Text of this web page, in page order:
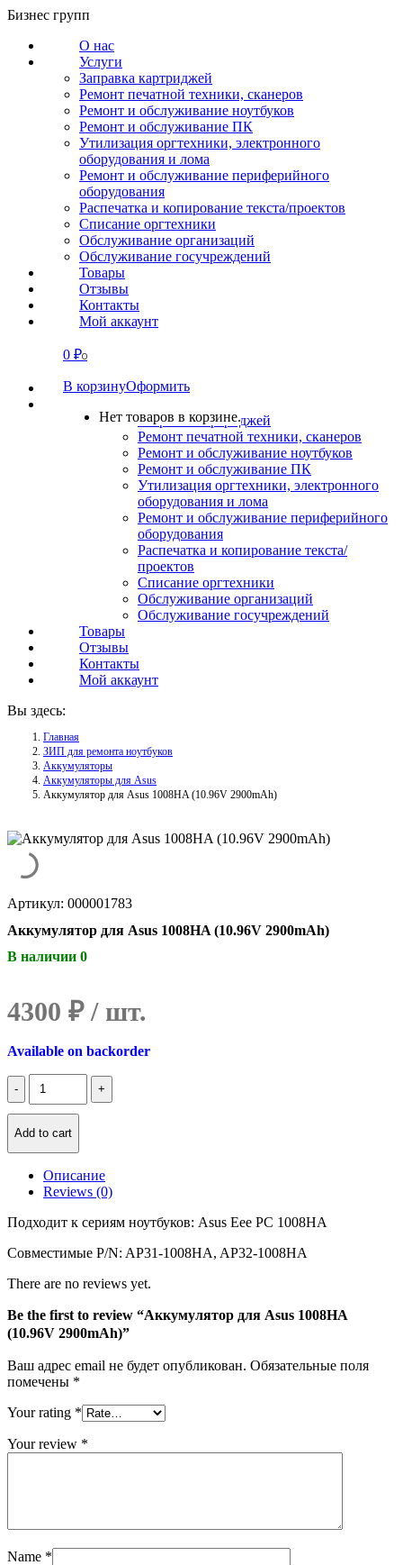
Перейти
содержанию
Бизнес групп
О нас
Услуги
Заправка картриджей
Ремонт печатной техники, сканеров
Ремонт и обслуживание ноутбуков
Ремонт и обслуживание ПК
Утилизация оргтехники, электронного
оборудования и лома
Ремонт и обслуживание периферийного
оборудования
Распечатка и копирование текста/проектов
Списание оргтехники
Обслуживание организаций
Обслуживание госучреждений
Товары
Отзывы
Контакты
Мой аккаунт
0 ₽0
В корзинуОформить
Нет товаров в корзине.
СВЯЗАТЬСЯ
О нас
Заправка картриджей
Ремонт печатной техники, сканеров
Ремонт и обслуживание ноутбуков
Ремонт и обслуживание ПК
Утилизация оргтехники, электронного
оборудования и лома
Ремонт и обслуживание периферийного
оборудования
Распечатка и копирование текста/
проектов
Списание оргтехники
Обслуживание организаций
Обслуживание госучреждений
Товары
Отзывы
Контакты
Мой аккаунт
Вы здесь:
Главная
ЗИП для ремонта ноутбуков
Аккумуляторы
Аккумуляторы для Asus
Аккумулятор для Asus 1008HA (10.96V 2900mAh)
Артикул: 000001783
Аккумулятор для Asus 1008HA (10.96V 2900mAh)
В наличии 0
4300 ₽
Available on backorder
Количество
Аккумулятор
для
Asus
2900mAh)
Add to cart
Описание
Reviews (0)
Подходит к сериям ноутбуков: Asus Eee PC 1008HA
Совместимые P/N: AP31-1008HA, AP32-1008HA
There are no reviews yet.
Be the first to review “Аккумулятор для Asus 1008HA
(10.96V 2900mAh)”
Ваш адрес email не будет опубликован. Обязательные поля
помечены *
Your rating *
Your review *
Name *